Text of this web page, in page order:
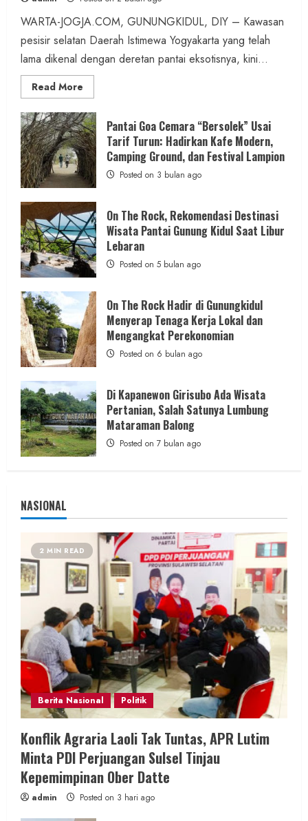
admin Posted on 4 jam ago
Berita Daerah Berita KUA Semugih, DIY
KUA Pengasih Bersama PKH Edukasi
Warga: Bahaya Judi Online dan Makna
Mensyukuri Kemerdekaan
admin Posted on 11 jam ago
2 MIN READ
Berita Daerah Berita KUA Sewon Bantul DIY
Revitalisasi Dakwah Kampus, Rustam
Nawawi Ajak Pengurus KORDA Jadi
Pemimpin Pembangun Peradaban
admin Posted on 12 jam ago
WARTA-JOGJA.COM, GUNUNGKIDUL, DIY – Kawasan
pesisir selatan Daerah Istimewa Yogyakarta yang telah
lama dikenal dengan deretan pantai eksotisnya, kini...
Read More
more
ON
THE
ROCK
Gunungkidul
Hadirkan
Konsep
Baru,
Padukan
Keindahan
Alam
dan
Wisata
Kekinian
Pantai Goa Cemara “Bersolek” Usai
Tarif Turun: Hadirkan Kafe Modern,
Camping Ground, dan Festival Lampion
Posted on 3 bulan ago
On The Rock, Rekomendasi Destinasi
Wisata Pantai Gunung Kidul Saat Libur
Lebaran
Posted on 5 bulan ago
On The Rock Hadir di Gunungkidul
Menyerap Tenaga Kerja Lokal dan
Mengangkat Perekonomian
Posted on 6 bulan ago
Di Kapanewon Girisubo Ada Wisata
Pertanian, Salah Satunya Lumbung
Mataraman Balong
Posted on 7 bulan ago
NASIONAL
2 MIN READ
Berita Nasional Politik
Konflik Agraria Laoli Tak Tuntas, APR Lutim
Minta PDI Perjuangan Sulsel Tinjau
Kepemimpinan Ober Datte
admin Posted on 3 hari ago